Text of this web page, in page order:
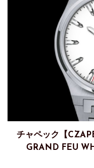
チャペック【
GRAND FEU